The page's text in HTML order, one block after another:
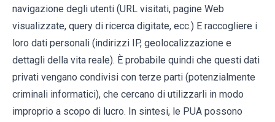
navigazione degli utenti (URL visitati, pagine Web
visualizzate, query di ricerca digitate, ecc.) E raccogliere i
loro dati personali (indirizzi IP, geolocalizzazione e
dettagli della vita reale). È probabile quindi che questi dati
privati ​​vengano condivisi con terze parti (potenzialmente
criminali informatici), che cercano di utilizzarli in modo
improprio a scopo di lucro. In sintesi, le PUA possono